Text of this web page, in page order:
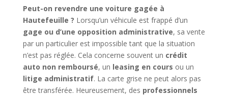
Peut-on revendre une voiture gagée à
Hautefeuille ? Lorsqu’un véhicule est frappé d’un
gage ou d’une opposition administrative, sa vente
par un particulier est impossible tant que la situation
n’est pas réglée. Cela concerne souvent un crédit
auto non remboursé, un leasing en cours ou un
litige administratif. La carte grise ne peut alors pas
être transférée. Heureusement, des professionnels